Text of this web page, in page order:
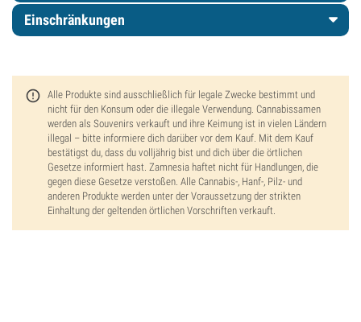
Einschränkungen
Alle Produkte sind ausschließlich für legale Zwecke bestimmt und
nicht für den Konsum oder die illegale Verwendung. Cannabissamen
werden als Souvenirs verkauft und ihre Keimung ist in vielen Ländern
illegal – bitte informiere dich darüber vor dem Kauf. Mit dem Kauf
bestätigst du, dass du volljährig bist und dich über die örtlichen
Gesetze informiert hast. Zamnesia haftet nicht für Handlungen, die
gegen diese Gesetze verstoßen. Alle Cannabis-, Hanf-, Pilz- und
anderen Produkte werden unter der Voraussetzung der strikten
Einhaltung der geltenden örtlichen Vorschriften verkauft.